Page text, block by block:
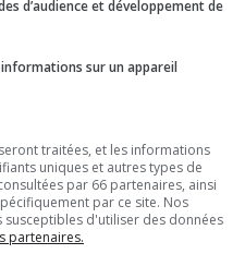
d’audience et développement de
sur un appareil
traitées, et les informations
uniques et autres types de
par 66 partenaires, ainsi
par ce site. Nos
d'utiliser des données
partenaires.